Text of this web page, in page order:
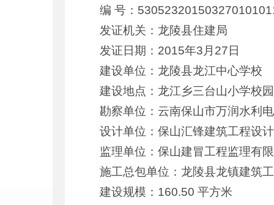
编 号：
发证机关：龙陵县住建局
发证日期：2015年3月27日
建设单位：龙陵县龙江中心学校
建设地点：龙江乡三台山小学校
勘察单位：云南保山市万润水利
设计单位：保山汇锋建筑工程设
监理单位：保山建冒工程监理有
施工总包单位：龙陵县龙镇建筑
建设规模：160.50 平方米